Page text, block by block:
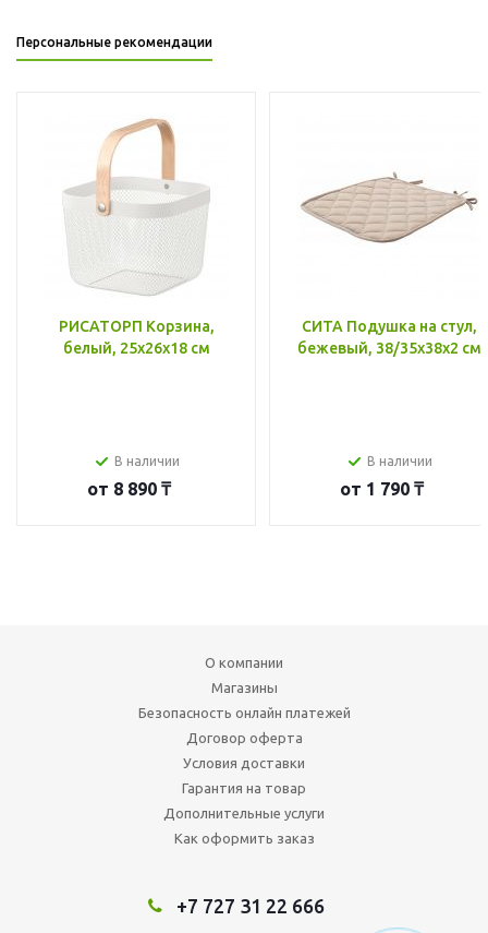
Персональные рекомендации
РИСАТОРП Корзина,
белый, 25x26x18 см
В наличии
от 8 890 ₸
СИТА Подушка на стул,
бежевый, 38/35x38x2 см
В наличии
от 1 790 ₸
О компании
Магазины
Безопасность онлайн платежей
Договор оферта
Условия доставки
Гарантия на товар
Дополнительные услуги
Как оформить заказ
+7 727 31 22 666